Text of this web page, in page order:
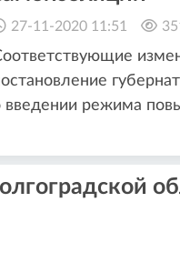
27-11-2020 11:51
введении режима